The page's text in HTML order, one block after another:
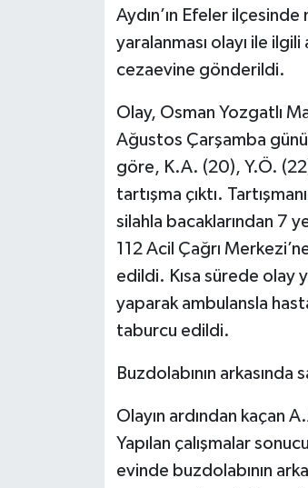
Aydın’ın Efeler
yaralanması olayı ile
cezaevine gönderildi.
Olay, Osman Yozgatlı
Ağustos Çarşamba
göre, K.A. (20), Y.Ö.
tartışma çıktı.
silahla bacaklarından 7
112 Acil Çağrı
edildi. Kısa sürede olay
yaparak ambulansla
taburcu edildi.
Buzdolabının arkasında
Olayın ardından kaçan
Yapılan çalışmalar
evinde buzdolabının